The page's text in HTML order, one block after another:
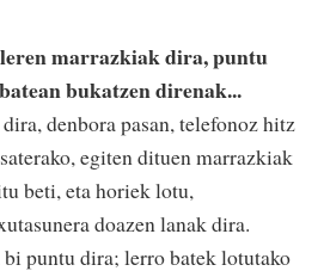
marrazkiak dira, puntu
bukatzen direnak...
denbora pasan, telefonoz hitz
egiten dituen marrazkiak
beti, eta horiek lotu,
doazen lanak dira.
puntu dira; lerro batek lotutako